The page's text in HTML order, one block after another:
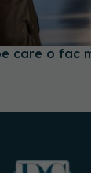
care o fac